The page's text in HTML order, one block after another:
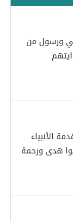
ورسول من
الأنبياء
هدى ورحمة